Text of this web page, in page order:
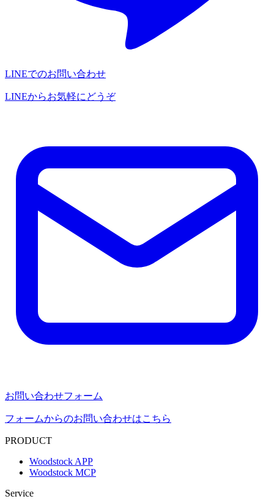
LINEでのお問い合わせ
LINEからお気軽にどうぞ
お問い合わせフォーム
フォームからのお問い合わせはこちら
PRODUCT
Woodstock APP
Woodstock MCP
Service